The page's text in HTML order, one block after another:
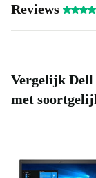
Reviews
Vergelijk Dell
met